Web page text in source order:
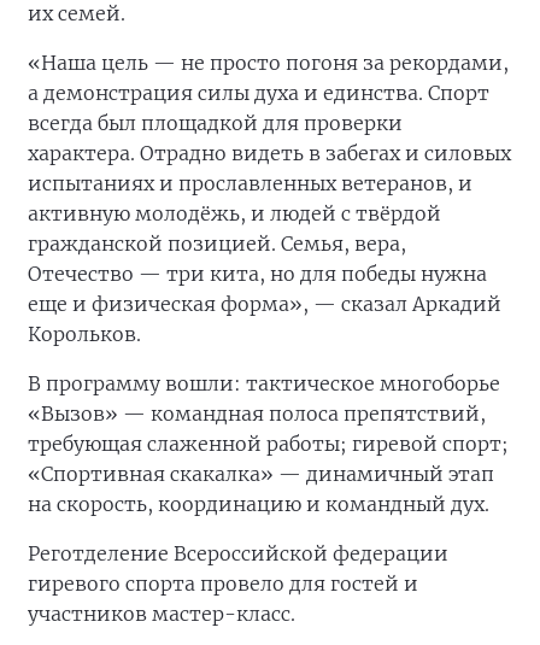
их семей.
«Наша цель — не просто погоня за рекордами,
а демонстрация силы духа и единства. Спорт
всегда был площадкой для проверки
характера. Отрадно видеть в забегах и силовых
испытаниях и прославленных ветеранов, и
активную молодёжь, и людей с твёрдой
гражданской позицией. Семья, вера,
Отечество — три кита, но для победы нужна
еще и физическая форма», — сказал Аркадий
Корольков.
В программу вошли: тактическое многоборье
«Вызов» — командная полоса препятствий,
требующая слаженной работы; гиревой спорт;
«Спортивная скакалка» — динамичный этап
на скорость, координацию и командный дух.
Реготделение Всероссийской федерации
гиревого спорта провело для гостей и
участников мастер-класс.